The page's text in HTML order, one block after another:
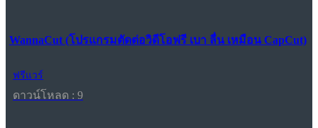
WannaCut (โปรแกรมตัดต่อวิดีโอฟรี เบา ลื่น เหมือน CapCut)
ฟรีแวร์
ดาวน์โหลด : 9